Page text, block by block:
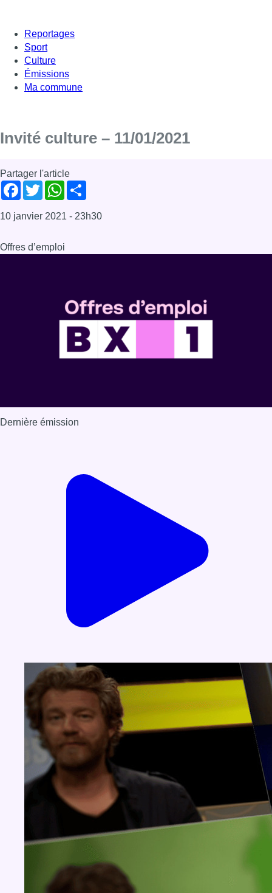
Reportages
Sport
Culture
Émissions
Ma commune
Invité culture – 11/01/2021
Partager l'article
Facebook
TwitterWhatsApp
10 janvier 2021 - 23h30
Offres d’emploi
Dernière émission